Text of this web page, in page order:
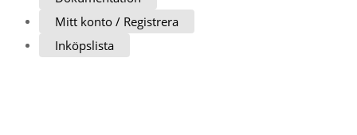
Mitt konto / Registrera
Inköpslista